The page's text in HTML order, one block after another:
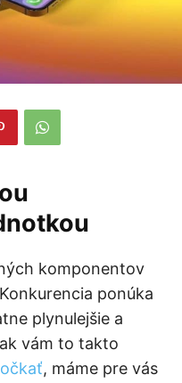
komponentov
ponúka
plynulejšie a
vám to takto
, máme pre vás